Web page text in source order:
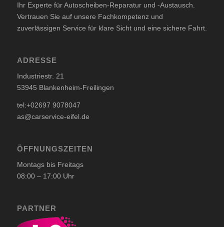
Ihr Experte für Autoscheiben-Reparatur und -Austausch.
Vertrauen Sie auf unsere Fachkompetenz und
zuverlässigen Service für klare Sicht und eine sichere Fahrt.
ADRESSE
Industriestr. 21
53945 Blankenheim-Freilingen
tel:+02697 9078047
as@carservice-eifel.de
ÖFFNUNGSZEITEN
Montags bis Freitags
08:00 – 17:00 Uhr
PARTNER